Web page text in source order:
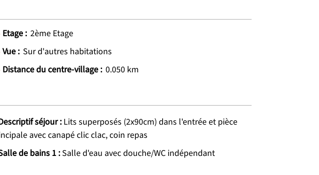
Etage : 2ème Etage
Vue : Sur d'autres habitations
Distance du centre-village : 0.050 km
séjour: Lits superposés (2x90cm) dans l'entrée et pièce
avec canapé clic clac, coin repas
de bains 1 : Salle d'eau avec douche/WC indépendant